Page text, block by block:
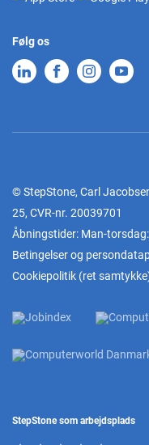
Følg os
© StepStone, Carl
25, CVR-nr. 20039701
Åbningstider: Man-
Betingelser og
Cookiepolitik (ret samtykke
StepStone som arbejdsplads